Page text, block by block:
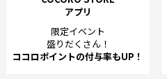
アプリ
限定イベント
盛りだくさん！
ココロポイントの付与率もUP！